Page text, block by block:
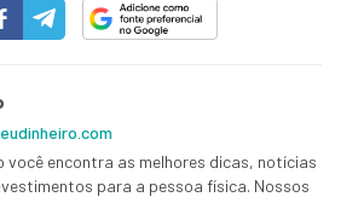
você encontra as melhores dicas, notícias
para a pessoa física. Nossos